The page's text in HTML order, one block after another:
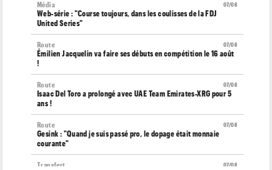
07/08
Média
Web-série : "Course toujours, dans les coulisses de la FDJ
United Series"
07/08
Route
Émilien Jacquelin va faire ses débuts en compétition le 16 août
!
07/08
Route
Isaac Del Toro a prolongé avec UAE Team Emirates-XRG pour 5
ans !
07/08
Route
Gesink : "Quand je suis passé pro, le dopage était monnaie
courante"
07/08
Transfert